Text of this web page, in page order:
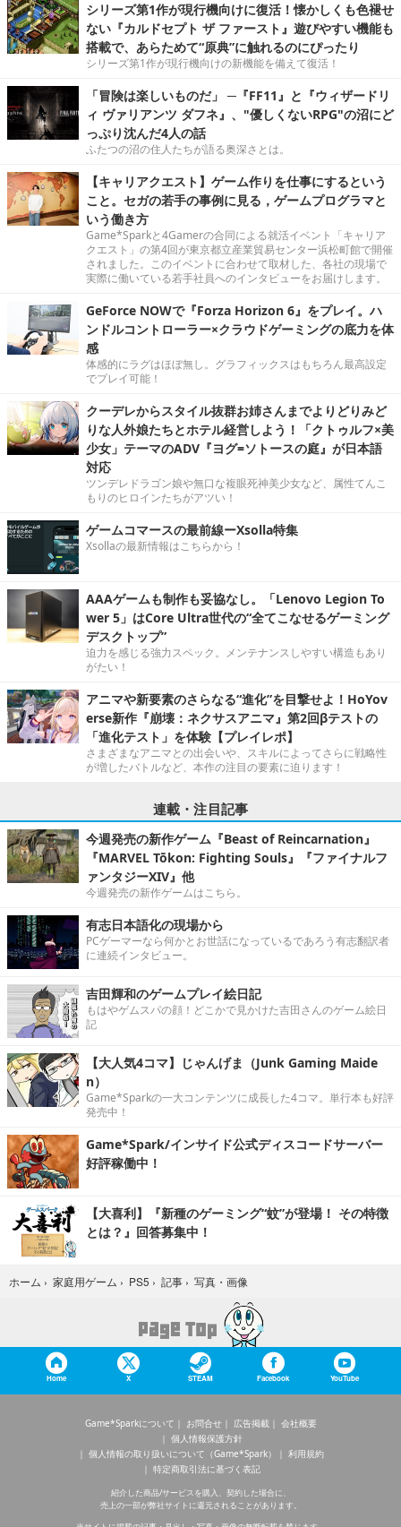
シリーズ第1作が現行機向けに復活！懐かしくも色褪せ
ない『カルドセプト ザ ファースト』遊びやすい機能も
搭載で、あらためて“原典”に触れるのにぴったり
シリーズ第1作が現行機向けの新機能を備えて復活！
「冒険は楽しいものだ」 ─『FF11』と『ウィザードリ
ィ ヴァリアンツ ダフネ』、"優しくないRPG"の沼にど
っぷり沈んだ4人の話
ふたつの沼の住人たちが語る奥深さとは。
【キャリアクエスト】ゲーム作りを仕事にするという
こと。セガの若手の事例に見る，ゲームプログラマと
いう働き方
Game*Sparkと4Gamerの合同による就活イベント「キャリア
クエスト」の第4回が東京都立産業貿易センター浜松町館で開催
されました。このイベントに合わせて取材した、各社の現場で
実際に働いている若手社員へのインタビューをお届けします。
GeForce NOWで『Forza Horizon 6』をプレイ。ハ
ンドルコントローラー×クラウドゲーミングの底力を体
感
体感的にラグはほぼ無し。グラフィックスはもちろん最高設定
でプレイ可能！
クーデレからスタイル抜群お姉さんまでよりどりみど
りな人外娘たちとホテル経営しよう！「クトゥルフ×美
少女」テーマのADV『ヨグ=ソトースの庭』が日本語
対応
ツンデレドラゴン娘や無口な複眼死神美少女など、属性てんこ
もりのヒロインたちがアツい！
ゲームコマースの最前線ーXsolla特集
Xsollaの最新情報はこちらから！
AAAゲームも制作も妥協なし。「Lenovo Legion To
wer 5」はCore Ultra世代の“全てこなせるゲーミング
デスクトップ”
迫力を感じる強力スペック。メンテナンスしやすい構造もあり
がたい！
アニマや新要素のさらなる“進化”を目撃せよ！HoYov
erse新作『崩壊：ネクサスアニマ』第2回βテストの
「進化テスト」を体験【プレイレポ】
さまざまなアニマとの出会いや、スキルによってさらに戦略性
が増したバトルなど、本作の注目の要素に迫ります！
連載・注目記事
今週発売の新作ゲーム『Beast of Reincarnation』
『MARVEL Tōkon: Fighting Souls』『ファイナルフ
ァンタジーXIV』他
今週発売の新作ゲームはこちら。
有志日本語化の現場から
PCゲーマーなら何かとお世話になっているであろう有志翻訳者
に連続インタビュー。
吉田輝和のゲームプレイ絵日記
もはやゲムスパの顔！どこかで見かけた吉田さんのゲーム絵日
記
【大人気4コマ】じゃんげま（Junk Gaming Maide
n）
Game*Sparkの一大コンテンツに成長した4コマ。単行本も好評
発売中！
Game*Spark/インサイド公式ディスコードサーバー
好評稼働中！
【大喜利】『新種のゲーミング“蚊”が登場！ その特徴
とは？』回答募集中！
ホーム › 家庭用ゲーム › PS5 › 記事 › 写真・画像
Home X STEAM Facebook YouTube
Game*Sparkについて お問合せ 広告掲載
会社概要
個人情報保護方針
個人情報の取り扱いについて（Game*Spark）
利用規約
特定商取引法に基づく表記
紹介した商品/サービスを購入、契約した場合に、
売上の一部が弊社サイトに還元されることがあります。